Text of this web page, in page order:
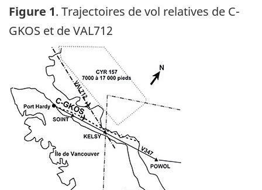
Figure 1. Trajectoires de vol relatives de C-
GKOS et de VAL712